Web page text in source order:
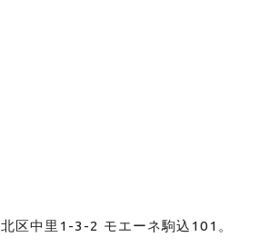
北区中里1-3-2 モエーネ駒込101。